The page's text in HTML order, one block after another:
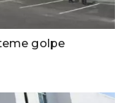
golpe